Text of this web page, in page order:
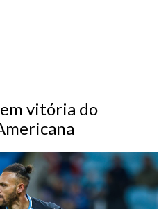
vitória do